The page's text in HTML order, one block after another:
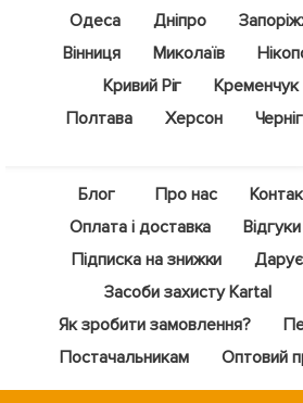
Одеса
Дніпро
Вінниця
Миколаїв
Кривий Ріг
Кременчук
Полтава
Херсон
Блог Про нас
Оплата і доставка
Відгуки
Підписка на знижки
Засоби захисту Kartal
Як зробити замовлення?
Постачальникам
Оптовий